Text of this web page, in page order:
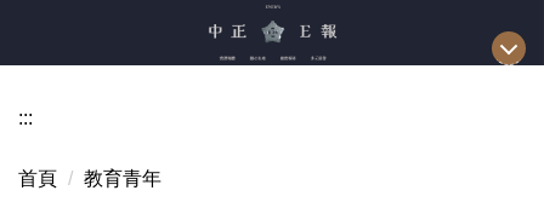
區
:::
首頁 教育青年